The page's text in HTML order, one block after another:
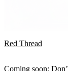
Red Thread
Coming soon: